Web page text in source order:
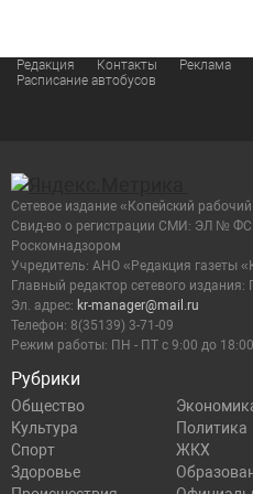
Редакция Контакты Реклама
Расписание автобусов
Рубрики
Общество
Культура
Политика
Спорт
ЖКХ
Здоровье
Сетевое издание «Копейский
Cвид-во о регистрации СМИ: ЭЛ № ФС
Роскомнадзором
Учредитель: АНО «Редакция газеты
Главный редактор сетевого издания:
Эл. адрес: kr-manager@mail.ru
Телефон: 8(35139) 3-71-09
Режим работы: ПН - ПТ с 9:00 до 18:00